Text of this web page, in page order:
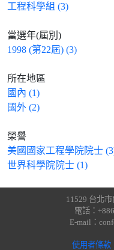
工程科學組 (3)
當選年(屆別)
1998 (第22屆) (3)
所在地區
國內 (1)
國外 (2)
榮譽
美國國家工程學院院士
世界科學院院士 (1)
11529 台北
電話：
E-mail：
使用者條款